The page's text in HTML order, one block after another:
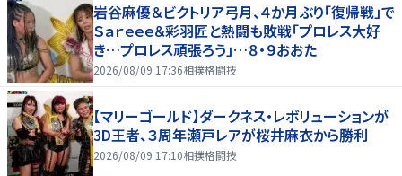
岩谷麻優＆ビクトリア弓月、４か月ぶり「復帰戦」で
Ｓａｒｅｅｅ＆彩羽匠と熱闘も敗戦「プロレス大好
き…プロレス頑張ろう」…８・９おおた
2026/08/09 17:36相撲格闘技
【マリーゴールド】ダークネス・レボリューションが
3D王者、３周年瀬戸レアが桜井麻衣から勝利
2026/08/09 17:10相撲格闘技